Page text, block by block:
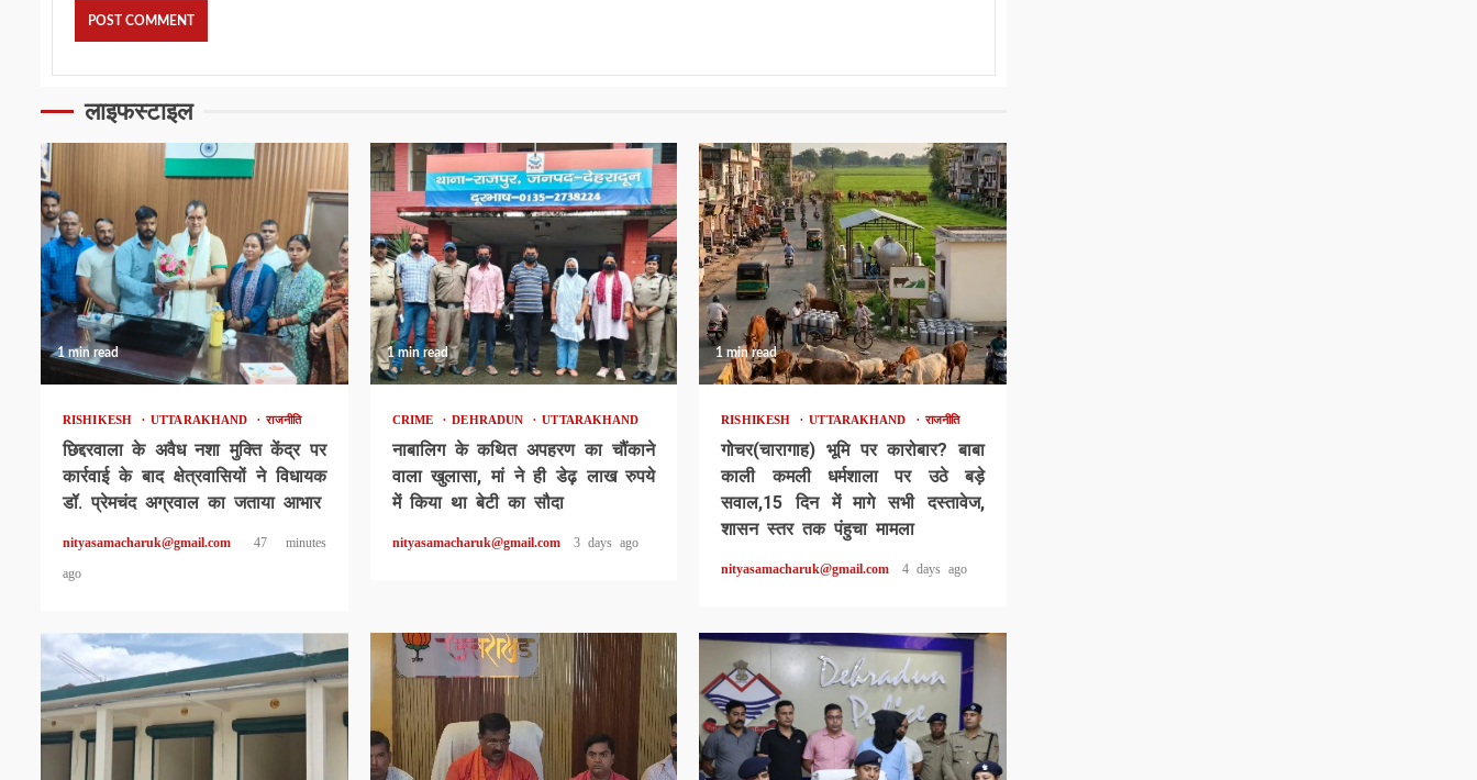
लाइफस्टाइल
1 min read
RISHIKESH UTTARAKHAND राजनीति
छिद्दरवाला के अवैध नशा मुक्ति केंद्र पर
कार्रवाई के बाद क्षेत्रवासियों ने विधायक
डॉ. प्रेमचंद अग्रवाल का जताया आभार
nityasamacharuk@gmail.com
47 minutes
ago
1 min read
CRIME DEHRADUN UTTARAKHAND
नाबालिग के कथित अपहरण का चौंकाने
वाला खुलासा, मां ने ही डेढ़ लाख रुपये
में किया था बेटी का सौदा
nityasamacharuk@gmail.com 3 days ago
1 min read
RISHIKESH UTTARAKHAND राजनीति
गोचर(चारागाह) भूमि पर कारोबार? बाबा
काली कमली धर्मशाला पर उठे बड़े
सवाल,15 दिन में मागे सभी दस्तावेज,
शासन स्तर तक पंहुचा मामला
nityasamacharuk@gmail.com 4 days ago